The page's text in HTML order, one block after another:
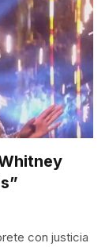
con justicia